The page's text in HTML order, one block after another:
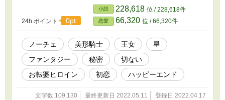
騎士のラブストーリーです。 スピンオフについ
て ①【溺愛オーバード】完結済み ヒーロー＆ヒ
ロインがベッドの中でイチャイチャしてるだけ
の18禁です。 ②【柔らかな感触と劣情】完結済
み 当て馬マルコが初めての恋に胸を焦がし暴走
する異世界オフィスラブ（？） 本編とは一味違
うロマンスになっております。 ※本編は15禁で
すが、スピンオフは18禁です。ご注意下さい。
24h.ポイント 0pt
小説 228,618 位 / 228,618件
恋愛 66,320 位 / 66,320件
ノーチェ 美形騎士 王女
星
ファンタジー
秘密
切ない
お転婆ヒロイン
初恋 ハッピーエンド
文字数 109,130 最終更新日 2022.05.11 登録日 2022.04.17